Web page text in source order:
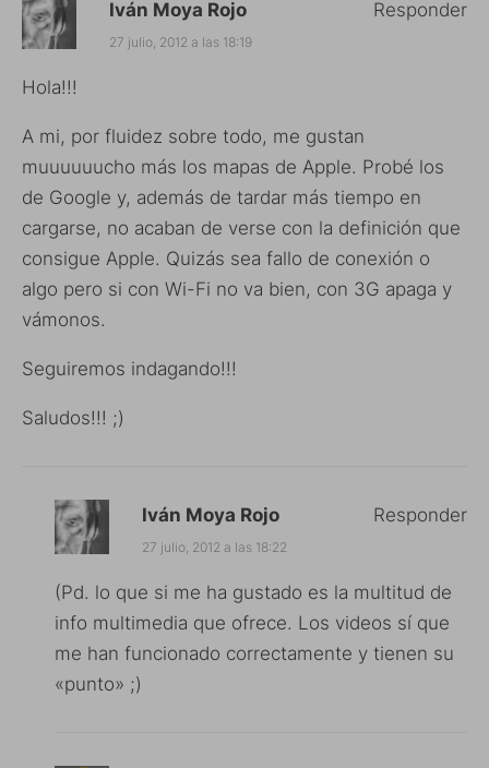
Iván Moya Rojo
27 julio, 2012 a las 18:19
Hola!!!
A mi, por fluidez sobre todo, me gustan
muuuuuucho más los mapas de Apple. Probé los
de Google y, además de tardar más tiempo en
cargarse, no acaban de verse con la definición que
consigue Apple. Quizás sea fallo de conexión o
algo pero si con Wi-Fi no va bien, con 3G apaga y
vámonos.
Seguiremos indagando!!!
Saludos!!! ;)
Responder
Iván Moya Rojo
27 julio, 2012 a las 18:22
(Pd. lo que si me ha gustado es la multitud de
info multimedia que ofrece. Los videos sí que
me han funcionado correctamente y tienen su
«punto» ;)
Responder